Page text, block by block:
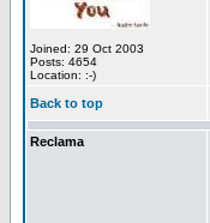
Joined: 29 Oct 2003
Posts: 4654
Location: :-)
Back to top
Reclama